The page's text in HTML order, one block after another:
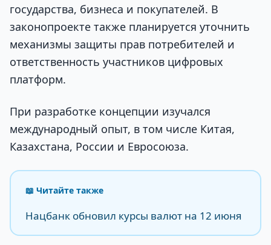
государства, бизнеса и покупателей. В
законопроекте также планируется уточнить
механизмы защиты прав потребителей и
ответственность участников цифровых
платформ.
При разработке концепции изучался
международный опыт, в том числе Китая,
Казахстана, России и Евросоюза.
📖 Читайте также
Нацбанк обновил курсы валют на 12 июня